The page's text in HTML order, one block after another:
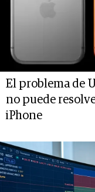
El problema de
no puede
iPhone